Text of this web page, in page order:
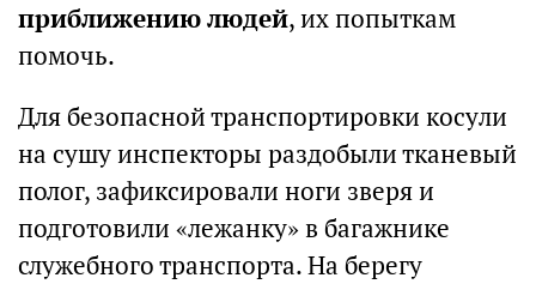
приближению людей, их попыткам
помочь.
Для безопасной транспортировки косули
на сушу инспекторы раздобыли тканевый
полог, зафиксировали ноги зверя и
подготовили «лежанку» в багажнике
служебного транспорта. На берегу